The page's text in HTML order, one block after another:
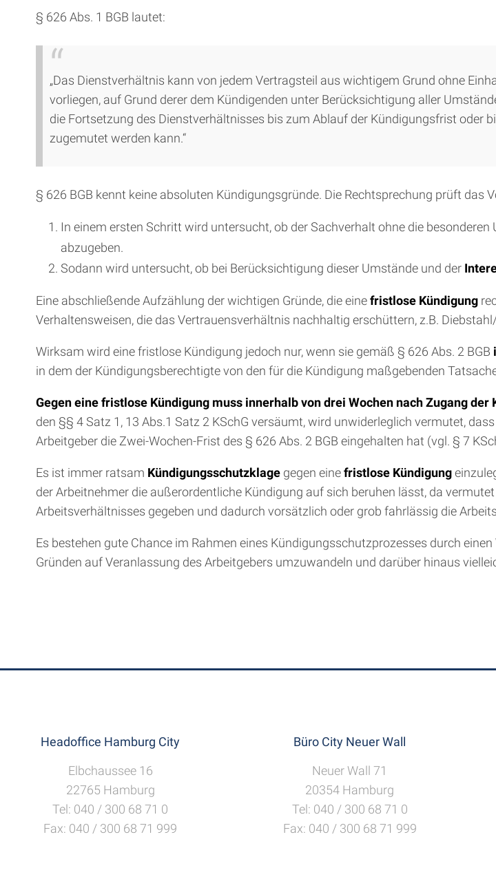
§ 626 Abs. 1 BGB lautet:
„Das Dienstverhältnis kann von jedem Vertragsteil aus wichtigem Grund ohne
vorliegen, auf Grund derer dem Kündigenden unter Berücksichtigung aller
die Fortsetzung des Dienstverhältnisses bis zum Ablauf der Kündigungsfrist oder
zugemutet werden kann.“
§ 626 BGB kennt keine absoluten Kündigungsgründe. Die Rechtsprechung prüft das
In einem ersten Schritt wird untersucht, ob der Sachverhalt ohne die besonderen
abzugeben.
Sodann wird untersucht, ob bei Berücksichtigung dieser Umstände und der
Eine abschließende Aufzählung der wichtigen Gründe, die einefristlose Kündigung
Verhaltensweisen, die das Vertrauensverhältnis nachhaltig erschüttern, z.B.
Wirksam wird eine fristlose Kündigung jedoch nur, wenn sie gemäß § 626 Abs. 2 BGB
in dem der Kündigungsberechtigte von den für die Kündigung maßgebenden
Gegen eine fristlose Kündigung muss innerhalb von drei Wochen nach Zugang
den §§ 4 Satz 1, 13 Abs.1 Satz 2 KSchG versäumt, wird unwiderleglich vermutet,
Arbeitgeber die Zwei-Wochen-Frist des § 626 Abs. 2 BGB eingehalten hat (vgl. § 7
Es ist immer ratsam Kündigungsschutzklage gegen einefristlose Kündigung
der Arbeitnehmer die außerordentliche Kündigung auf sich beruhen lässt, da
Arbeitsverhältnisses gegeben und dadurch vorsätzlich oder grob fahrlässig die
Es bestehen gute Chance im Rahmen eines Kündigungsschutzprozesses durch
Gründen auf Veranlassung des Arbeitgebers umzuwandeln und darüber hinaus
Headoffice Hamburg City
Elbchaussee 16
22765 Hamburg
Tel: 040 / 300 68 71 0
Fax: 040 / 300 68 71 999
Büro City Neuer Wall
Neuer Wall 71
20354 Hamburg
Tel: 040 / 300 68 71 0
Fax: 040 / 300 68 71 999